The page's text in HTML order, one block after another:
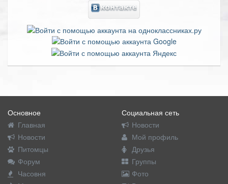
Основное
Главная
Новости
Питомцы
Форум
Часовня
Социальная сеть
Новости
Мой профиль
Друзья
Группы
Фото